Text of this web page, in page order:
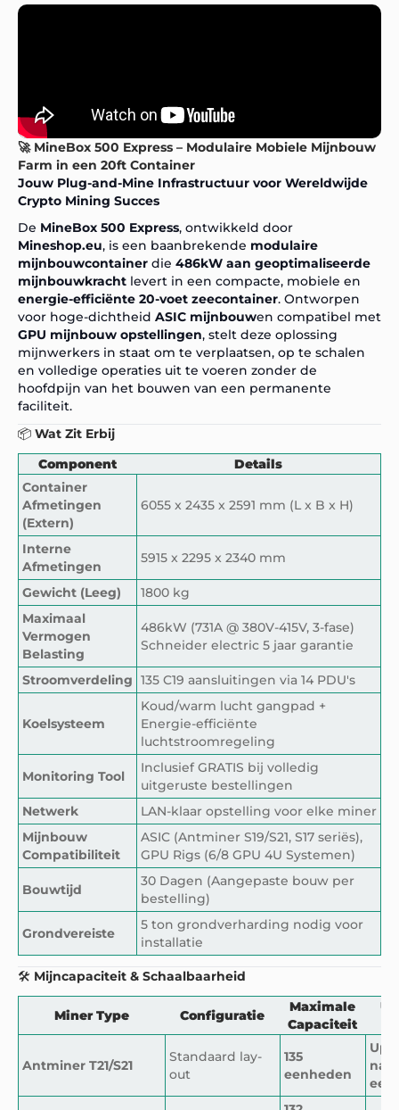
🚀 MineBox 500 Express – Modulaire Mobiele Mijnbouw
Farm in een 20ft Container
Jouw Plug-and-Mine Infrastructuur voor Wereldwijde
Crypto Mining Succes
De MineBox 500 Express, ontwikkeld door
Mineshop.eu, is een baanbrekende modulaire
mijnbouwcontainer die 486kW aan geoptimaliseerde
mijnbouwkracht levert in een compacte, mobiele en
energie-efficiënte 20-voet zeecontainer. Ontworpen
voor hoge-dichtheid ASIC mijnbouwen compatibel met
GPU mijnbouw opstellingen, stelt deze oplossing
mijnwerkers in staat om te verplaatsen, op te schalen
en volledige operaties uit te voeren zonder de
hoofdpijn van het bouwen van een permanente
faciliteit.
📦 Wat Zit Erbij
Component
Details
Container
Afmetingen
(Extern)
6055 x 2435 x 2591 mm (L x B x H)
Interne
Afmetingen
5915 x 2295 x 2340 mm
Gewicht (Leeg)
1800 kg
Maximaal
Vermogen
Belasting
486kW (731A @ 380V-415V, 3-fase)
Schneider electric 5 jaar garantie
Stroomverdeling 135 C19 aansluitingen via 14 PDU's
Koelsysteem
Koud/warm lucht gangpad +
Energie-efficiënte
luchtstroomregeling
Monitoring Tool
Inclusief GRATIS bij volledig
uitgeruste bestellingen
Netwerk
LAN-klaar opstelling voor elke miner
Mijnbouw
Compatibiliteit
ASIC (Antminer S19/S21, S17 seriës),
GPU Rigs (6/8 GPU 4U Systemen)
Bouwtijd
30 Dagen (Aangepaste bouw per
bestelling)
Grondvereiste
5 ton grondverharding nodig voor
installatie
🛠️ Mijncapaciteit & Schaalbaarheid
Miner Type Configuratie
Maximale
Capaciteit
Antminer T21/S21
Standaard lay-
out
135
eenheden